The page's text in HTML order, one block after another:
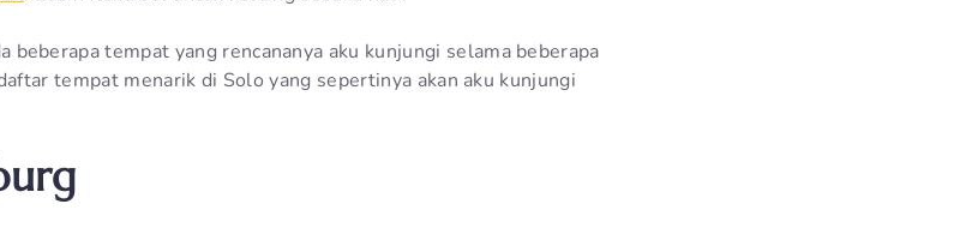
beberapa tempat yang rencananya aku kunjungi selama beberapa
tempat menarik di Solo yang sepertinya akan aku kunjungi